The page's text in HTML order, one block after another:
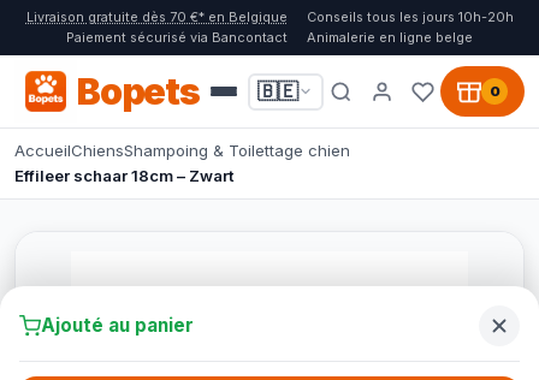
Livraison gratuite dès 70 €* en Belgique
Conseils tous les jours 10h-20h
Paiement sécurisé via Bancontact
Animalerie en ligne belge
Bopets 🇧🇪 0
AccueilChiensShampoing & Toilettage chien
Effileer schaar 18cm – Zwart
Ajouté au panier